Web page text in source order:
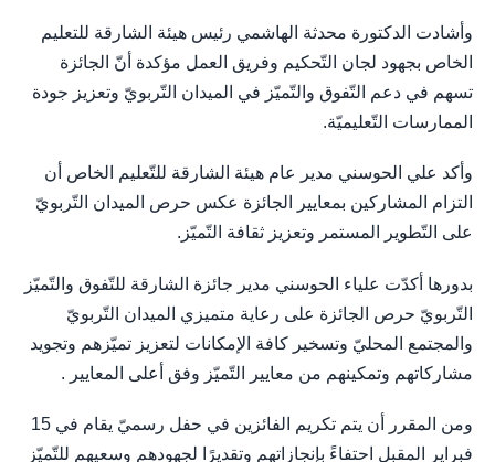
وأشادت الدكتورة محدثة الهاشمي رئيس هيئة الشارقة للتعليم
الخاص بجهود لجان التّحكيم وفريق العمل مؤكدة أنّ الجائزة
تسهم في دعم التّفوق والتّميّز في الميدان التّربويّ وتعزيز جودة
الممارسات التّعليميّة.
وأكد علي الحوسني مدير عام هيئة الشارقة للتّعليم الخاص أن
التزام المشاركين بمعايير الجائزة عكس حرص الميدان التّربويّ
على التّطوير المستمر وتعزيز ثقافة التّميّز.
بدورها أكدّت علياء الحوسني مدير جائزة الشارقة للتّفوق والتّميّز
التّربويّ حرص الجائزة على رعاية متميزي الميدان التّربويّ
والمجتمع المحليّ وتسخير كافة الإمكانات لتعزيز تميّزهم وتجويد
مشاركاتهم وتمكينهم من معايير التّميّز وفق أعلى المعايير .
ومن المقرر أن يتم تكريم الفائزين في حفل رسميّ يقام في 15
فبراير المقبل احتفاءً بإنجازاتهم وتقديرًا لجهودهم وسعيهم للتّميّز